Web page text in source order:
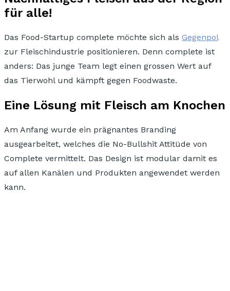
für alle!
Das Food-Startup complete möchte sich als Gegenpol
zur Fleischindustrie positionieren. Denn complete ist
anders: Das junge Team legt einen grossen Wert auf
das Tierwohl und kämpft gegen Foodwaste.
Eine Lösung mit Fleisch am Knochen
Am Anfang wurde ein prägnantes Branding
ausgearbeitet, welches die No-Bullshit Attitüde von
Complete vermittelt. Das Design ist modular damit es
auf allen Kanälen und Produkten angewendet werden
kann.